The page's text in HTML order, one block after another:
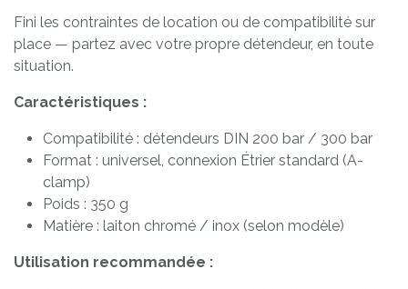
Fini les contraintes de location ou de compatibilité sur
place — partez avec votre propre détendeur, en toute
situation.
Caractéristiques :
Compatibilité : détendeurs DIN 200 bar / 300 bar
Format : universel, connexion Étrier standard (A-
clamp)
Poids : 350 g
Matière : laiton chromé / inox (selon modèle)
Utilisation recommandée :